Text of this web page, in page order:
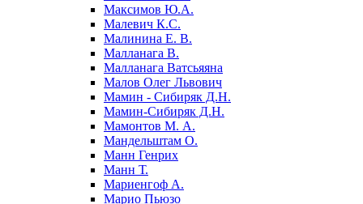
Максимов Ю.А.
Малевич К.С.
Малинина Е. В.
Малланага В.
Малланага Ватсьяяна
Малов Олег Львович
Мамин - Сибиряк Д.Н.
Мамин-Сибиряк Д.Н.
Мамонтов М. А.
Мандельштам О.
Манн Генрих
Манн Т.
Мариенгоф А.
Марио Пьюзо